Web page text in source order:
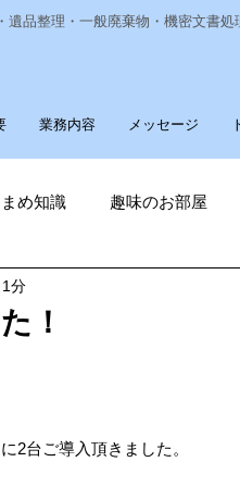
品整理・一般廃棄物・機密文書
業務内容 メッセージ
まめ知識 趣味のお部屋
ゴキブリ駆除 魚釣り大好
！
分
2台ご導入頂きました。